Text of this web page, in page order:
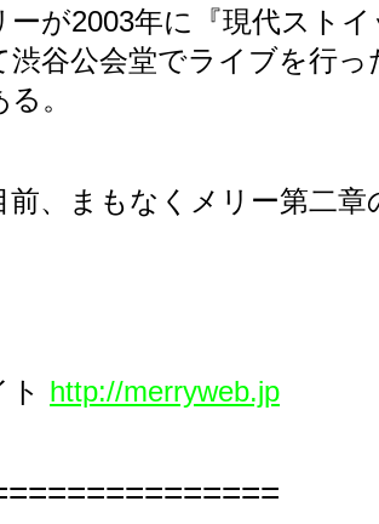
ーが2003年に『現代スト
渋谷公会堂でライブを行
。
前、まもなくメリー第二章
http://merryweb.jp